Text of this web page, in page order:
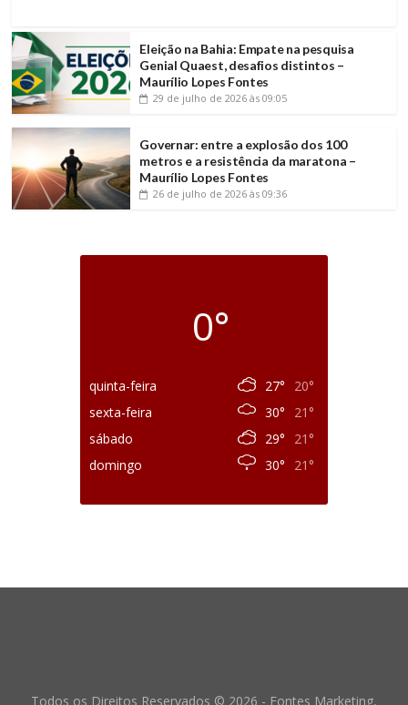
Eleição na Bahia: Empate na pesquisa
Genial Quaest, desafios distintos –
Maurílio Lopes Fontes
29 de julho de 2026 às 09:05
Governar: entre a explosão dos 100
metros e a resistência da maratona –
Maurílio Lopes Fontes
26 de julho de 2026 às 09:36
0°
quinta-feira 27°
20°
sexta-feira
30°
21°
sábado
29°
21°
domingo
30° 21°
Todos os Direitos Reservados © 2026 - Fontes Marketing,